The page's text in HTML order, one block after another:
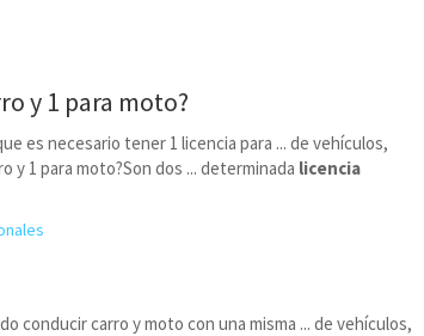
y 1 para moto?
es necesario tener 1 licencia para ... de vehículos,
y 1 para moto?Son dos ... determinada licencia
conducir carro y moto con una misma ... de vehículos,